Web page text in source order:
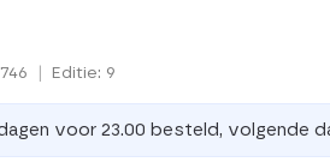
Editie: 9
voor 23.00 besteld, volgende